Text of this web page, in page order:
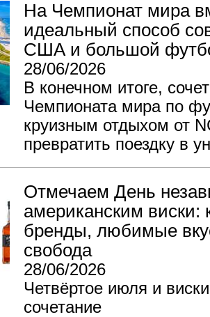
На Чемпионат мира
идеальный способ
США и большой
28/06/2026
В конечном итоге,
Чемпионата мира по
круизным отдыхом от
превратить поездку в
Отмечаем День
американским виски:
бренды, любимые
свобода
28/06/2026
Четвёртое июля и
сочетание